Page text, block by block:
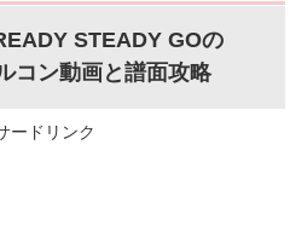
STEADY GOの
コン動画と譜面攻略
ードリンク